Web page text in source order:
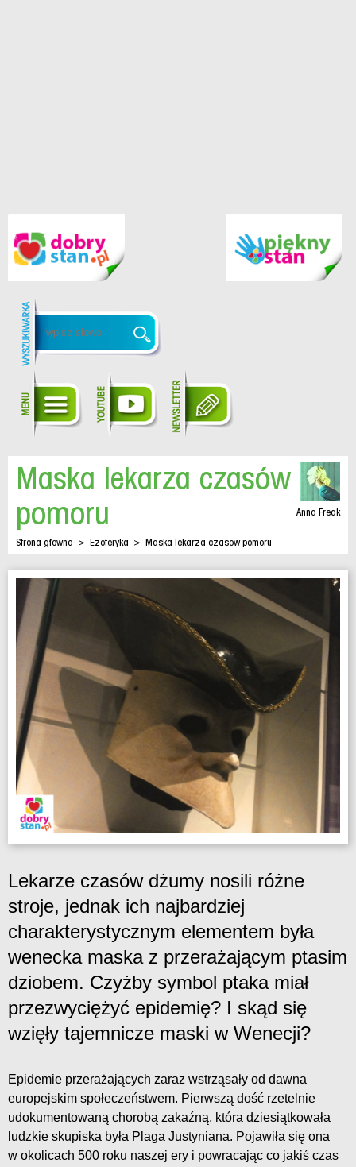
Anna Freak
Maska lekarza czasów
pomoru
Strona główna > Ezoteryka > Maska lekarza czasów pomoru
Lekarze czasów dżumy nosili różne
stroje, jednak ich najbardziej
charakterystycznym elementem była
wenecka maska z przerażającym ptasim
dziobem. Czyżby symbol ptaka miał
przezwyciężyć epidemię? I skąd się
wzięły tajemnicze maski w Wenecji?
Epidemie przerażających zaraz wstrząsały od dawna
europejskim społeczeństwem. Pierwszą dość rzetelnie
udokumentowaną chorobą zakaźną, która dziesiątkowała
ludzkie skupiska była Plaga Justyniana. Pojawiła się ona
w okolicach 500 roku naszej ery i powracając co jakiś czas